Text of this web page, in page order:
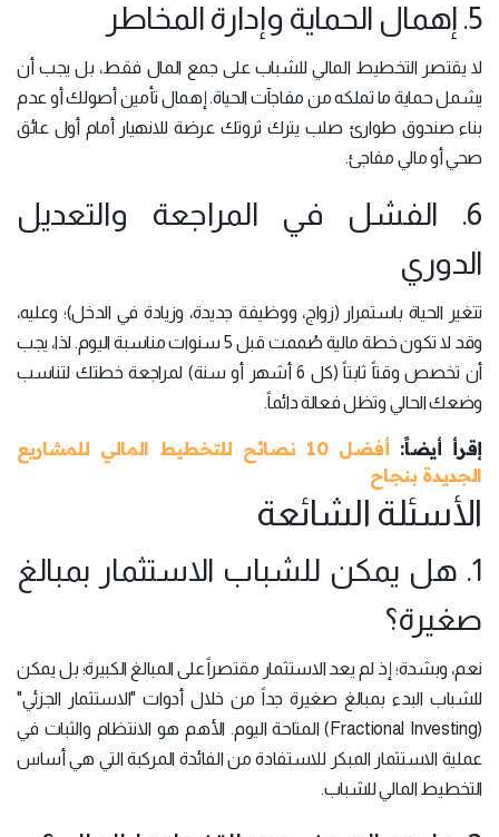
5. إهمال الحماية وإدارة المخاطر
لا يقتصر التخطيط المالي للشباب على جمع المال فقط، بل يجب أن
يشمل حماية ما تملكه من مفاجآت الحياة. إهمال تأمين أصولك أو عدم
بناء صندوق طوارئ صلب يترك ثروتك عرضة للانهيار أمام أول عائق
صحي أو مالي مفاجئ.
6. الفشل في المراجعة والتعديل
الدوري
تتغير الحياة باستمرار (زواج، ووظيفة جديدة، وزيادة في الدخل)؛ وعليه،
وقد لا تكون خطة مالية صُممت قبل 5 سنوات مناسبة اليوم. لذا، يجب
أن تخصص وقتاً ثابتاً (كل 6 أشهر أو سنة) لمراجعة خطتك لتناسب
وضعك الحالي وتظل فعالة دائماً.
إقرأ أيضاً:
أفضل 10 نصائح للتخطيط المالي للمشاريع
الجديدة بنجاح
الأسئلة الشائعة
1. هل يمكن للشباب الاستثمار بمبالغ
صغيرة؟
نعم، وبشدة؛ إذ لم يعد الاستثمار مقتصراً على المبالغ الكبيرة؛ بل يمكن
للشباب البدء بمبالغ صغيرة جداً من خلال أدوات "الاستثمار الجزئي"
(Fractional Investing) المتاحة اليوم. الأهم هو الانتظام والثبات في
عملية الاستثمار المبكر للاستفادة من الفائدة المركبة التي هي أساس
التخطيط المالي للشباب.